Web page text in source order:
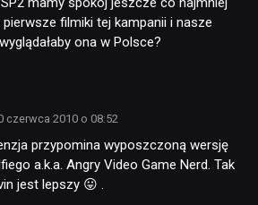
filmiki tej kampanii i nasze
ona w Polsce?
czerwca 2010 o 08:52
przypomina wyposzczoną wersję
a.k.a. Angry Video Game Nerd. Tak
jest lepszy 😛 .